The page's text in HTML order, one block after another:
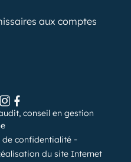
aux comptes
conseil en gestion
de confidentialité
du site Internet